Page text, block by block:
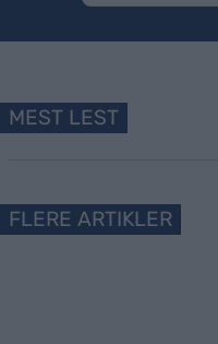
MEST LEST
FLERE ARTIKLER